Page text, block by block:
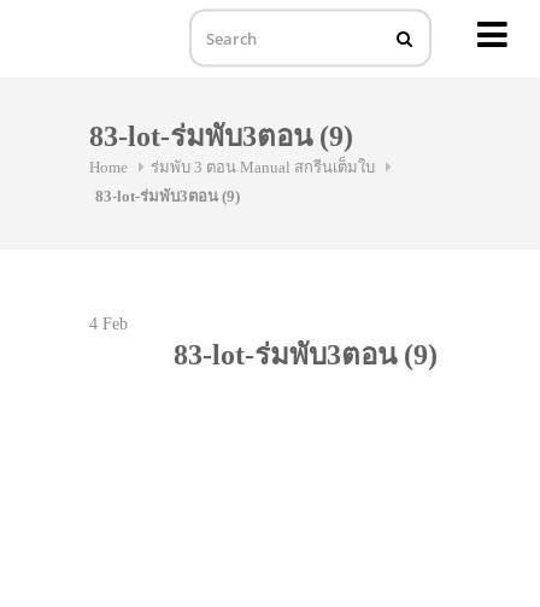
83-lot-ร่มพับ3ตอน (9)
Home
ร่มพับ 3 ตอน Manual สกรีนเต็มใบ
83-lot-ร่มพับ3ตอน (9)
4 Feb
83-lot-ร่มพับ3ตอน (9)